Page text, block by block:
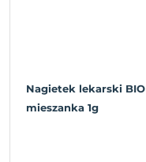
Nagietek lekarski BIO
mieszanka 1g